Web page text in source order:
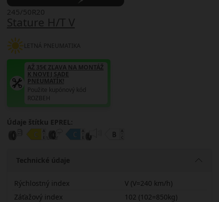
Stature H/T V
245/50R20
LETNÁ PNEUMATIKA
AŽ 35€ ZĽAVA NA MONTÁŽ
K NOVEJ SADE
PNEUMATÍK!
Použite kupónový kód
ROZBEH
Údaje štítku EPREL:
Technické údaje
Rýchlostný index
V (V=240 km/h)
Záťažový index
102 (102=850kg)